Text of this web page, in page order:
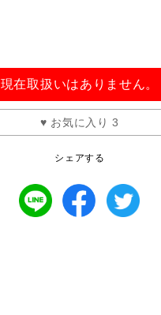
現在取扱いはありません。
♥ お気に入り3
シェアする